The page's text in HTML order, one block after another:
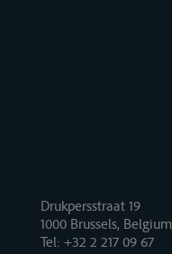
Drukpersstraat 19
1000 Brussels, Belgium
Tel: +32 2 217 09 67